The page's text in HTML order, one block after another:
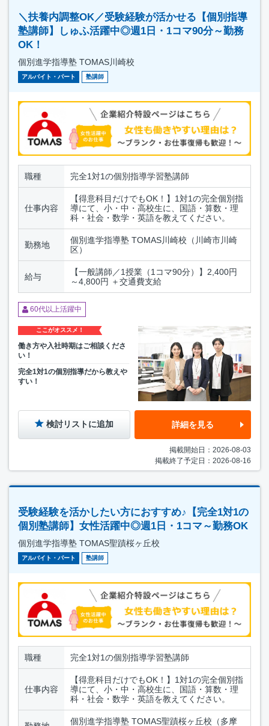
＼扶養内調整OK／受験経験が活かせる【個別指導
塾講師】しゅふ活躍中◎週1日・1コマ90分～勤務
OK！
個別進学指導塾 TOMAS川崎校
アルバイト・パート 塾講師
職種 完全1対1の個別指導学習塾講師
仕事内容
【得意科目だけでもOK！】1対1の完全個別指
導にて、小・中・高校生に、国語・算数・理
科・社会・数学・英語を教えてください。
勤務地
個別進学指導塾 TOMAS川崎校（川崎市川崎
区）
給与
【一般講師／1授業（1コマ90分）】2,400円
～4,800円 ＋交通費支給
60代以上活躍中
ここがオススメ！
働き方や入社時期はご相談くださ
い！
完全1対1の個別指導だから教えや
すい！
検討リストに追加 詳細を見る
掲載開始日：2026-08-03
掲載終了予定日：2026-08-16
受験経験を活かしたい方におすすめ♪【完全1対1の
個別塾講師】女性活躍中◎週1日・1コマ～勤務OK
個別進学指導塾 TOMAS聖蹟桜ヶ丘校
アルバイト・パート 塾講師
職種 完全1対1の個別指導学習塾講師
仕事内容
【得意科目だけでもOK！】1対1の完全個別指
導にて、小・中・高校生に、国語・算数・理
科・社会・数学・英語を教えてください。
個別進学指導塾 TOMAS聖蹟桜ヶ丘校（多摩